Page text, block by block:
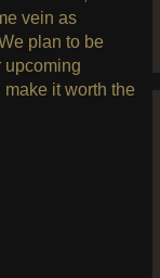
vein as
plan to be
upcoming
it worth the